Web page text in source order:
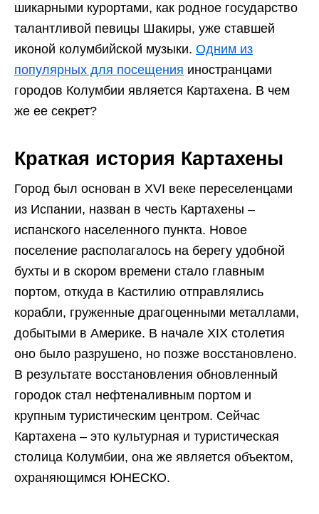
шикарными курортами, как родное государство
талантливой певицы Шакиры, уже ставшей
иконой колумбийской музыки. Одним из
популярных для посещения иностранцами
городов Колумбии является Картахена. В чем
же ее секрет?
Краткая история Картахены
Город был основан в XVI веке переселенцами
из Испании, назван в честь Картахены –
испанского населенного пункта. Новое
поселение располагалось на берегу удобной
бухты и в скором времени стало главным
портом, откуда в Кастилию отправлялись
корабли, груженные драгоценными металлами,
добытыми в Америке. В начале XIX столетия
оно было разрушено, но позже восстановлено.
В результате восстановления обновленный
городок стал нефтеналивным портом и
крупным туристическим центром. Сейчас
Картахена – это культурная и туристическая
столица Колумбии, она же является объектом,
охраняющимся ЮНЕСКО.